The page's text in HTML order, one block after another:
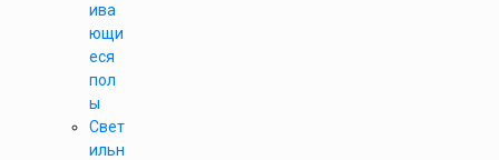
ива
ющи
еся
пол
ы
Свет
ильн